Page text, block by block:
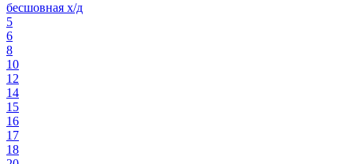
бесшовная х/д
5
6
8
10
12
14
15
16
17
18